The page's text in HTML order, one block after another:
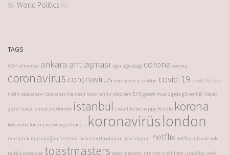
World Politics (6)
TAGS
AGH almanya ankara antlaşması ağrı ağrı dağı corona corona
coronavirus coronavirus coronavirus london covid-19 covid-19 cscs
nedir cscs sınavı cscs sınavına nasıl hazırlanılır deprem EVS greek music gıda güvenliği hayat
güzel insan olmak ne demek istanbul i want to be happy Kindle korona
koronada londra korona günlükleri koronavirüslondon
mutluluk mutluluğun formülü nasıl mutlu olunur nasıl olunur netflix netflix nilay örnek
public speaking toastmasters toastmasters international togg uzaylılar yerli